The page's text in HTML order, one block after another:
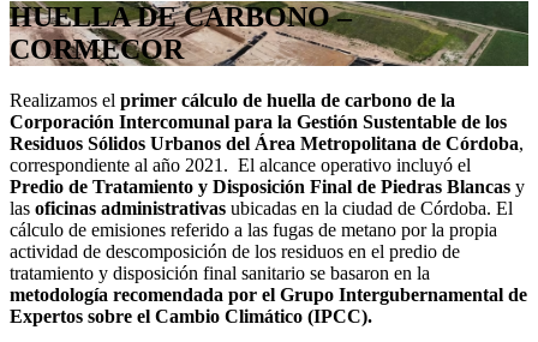
HUELLA DE CARBONO –
CORMECOR
Realizamos el primer cálculo de huella de carbono de la
Corporación Intercomunal para la Gestión Sustentable de los
Residuos Sólidos Urbanos del Área Metropolitana de Córdoba,
correspondiente al año 2021. El alcance operativo incluyó el
Predio de Tratamiento y Disposición Final de Piedras Blancas y
las oficinas administrativas ubicadas en la ciudad de Córdoba. El
cálculo de emisiones referido a las fugas de metano por la propia
actividad de descomposición de los residuos en el predio de
tratamiento y disposición final sanitario se basaron en la
metodología recomendada por el Grupo Intergubernamental de
Expertos sobre el Cambio Climático (IPCC).